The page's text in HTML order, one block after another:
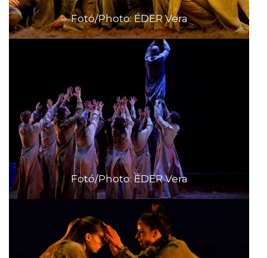
Fotó/Photo: ÉDER Vera
Fotó/Photo: ÉDER Vera